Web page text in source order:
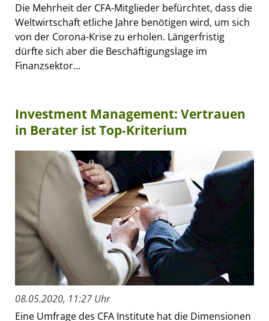
Die Mehrheit der CFA-Mitglieder befürchtet, dass die
Weltwirtschaft etliche Jahre benötigen wird, um sich
von der Corona-Krise zu erholen. Längerfristig
dürfte sich aber die Beschäftigungslage im
Finanzsektor...
Investment Management: Vertrauen
in Berater ist Top-Kriterium
08.05.2020, 11:27 Uhr
Eine Umfrage des CFA Institute hat die Dimensionen